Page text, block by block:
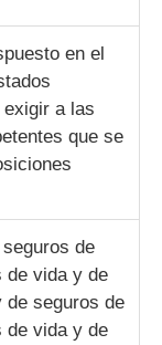
de Hitachi
en el
exigir a las
que se
de
de vida y de
de seguros de
de vida y de